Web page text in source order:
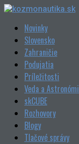
Skip
contentNovinky
Slovensko
Zahraničie
Podujatia
Príležitosti
Veda a
skCUBE
Rozhovory
Blogy
Tlačové správy